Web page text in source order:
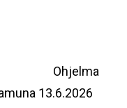
Ohjelma
13.6.2026